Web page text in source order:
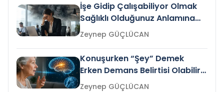
İşe Gidip Çalışabiliyor Olmak
Sağlıklı Olduğunuz Anlamına
Gelir mi?Zeynep GÜÇLÜCAN
Konuşurken “Şey” Demek
Erken Demans Belirtisi Olabilir
mi?
Zeynep GÜÇLÜCAN